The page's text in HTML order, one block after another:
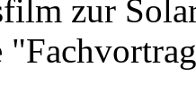
zur